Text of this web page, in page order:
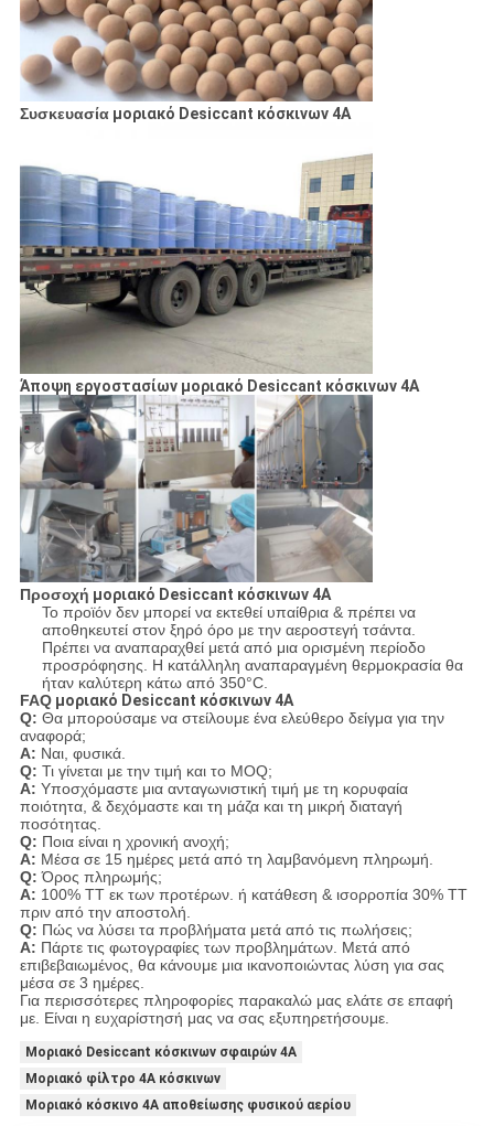
Συσκευασίαμοριακό Desiccant κόσκινων 4A
Άποψη εργοστασίων μοριακό Desiccant κόσκινων 4A
Προσοχή μοριακό Desiccant κόσκινων 4A
Το προϊόν δεν μπορεί να εκτεθεί υπαίθρια & πρέπει να
αποθηκευτεί στον ξηρό όρο με την αεροστεγή τσάντα.
Πρέπει να αναπαραχθεί μετά από μια ορισμένη περίοδο
προσρόφησης. Η κατάλληλη αναπαραγμένη θερμοκρασία θα
ήταν καλύτερη κάτω από 350°C.
FAQμοριακό Desiccant κόσκινων 4A
Q: Θα μπορούσαμε να στείλουμε ένα ελεύθερο δείγμα για την
αναφορά;
Α: Ναι, φυσικά.
Q: Τι γίνεται με την τιμή και το MOQ;
Α: Υποσχόμαστε μια ανταγωνιστική τιμή με τη κορυφαία
ποιότητα, & δεχόμαστε και τη μάζα και τη μικρή διαταγή
ποσότητας.
Q: Ποια είναι η χρονική ανοχή;
Α: Μέσα σε 15 ημέρες μετά από τη λαμβανόμενη πληρωμή.
Q: Όρος πληρωμής;
Α: 100% TT εκ των προτέρων. ή κατάθεση & ισορροπία 30% TT
πριν από την αποστολή.
Q: Πώς να λύσει τα προβλήματα μετά από τις πωλήσεις;
Α: Πάρτε τις φωτογραφίες των προβλημάτων. Μετά από
επιβεβαιωμένος, θα κάνουμε μια ικανοποιώντας λύση για σας
μέσα σε 3 ημέρες.
Για περισσότερες πληροφορίες παρακαλώ μας ελάτε σε επαφή
με. Είναι η ευχαρίστησή μας να σας εξυπηρετήσουμε.
Μοριακό Desiccant κόσκινων σφαιρών 4A
Μοριακό φίλτρο 4A κόσκινων
Μοριακό κόσκινο 4A αποθείωσης φυσικού αερίου